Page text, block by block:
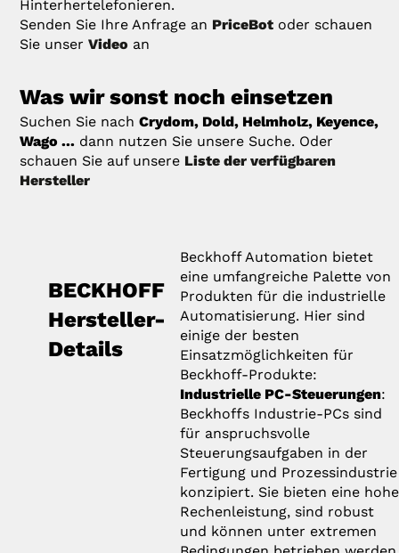
Hinterhertelefonieren.
Senden Sie Ihre Anfrage an PriceBot oder schauen
Sie unserVideo an
Was wir sonst noch einsetzen
Suchen Sie nachCrydom, Dold, Helmholz, Keyence,
Wago ... dann nutzen Sie unsere Suche. Oder
schauen Sie auf unsere Liste der verfügbaren
Hersteller
BECKHOFF
Hersteller-
Details
Beckhoff Automation bietet
eine umfangreiche Palette von
Produkten für die industrielle
Automatisierung. Hier sind
einige der besten
Einsatzmöglichkeiten für
Beckhoff-Produkte:
Industrielle PC-Steuerungen:
Beckhoffs Industrie-PCs sind
für anspruchsvolle
Steuerungsaufgaben in der
Fertigung und Prozessindustrie
konzipiert. Sie bieten eine hohe
Rechenleistung, sind robust
und können unter extremen